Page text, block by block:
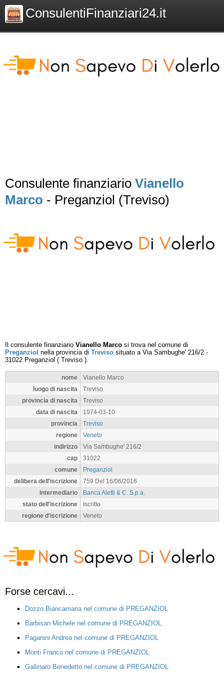
ConsulentiFinanziari24.it
Consulente finanziario Vianello
Marco - Preganziol (Treviso)
Il consulente finanziario Vianello Marco si trova nel comune di
Preganziol nella provincia di Treviso situato a Via Sambughe' 216/2 -
31022 Preganziol ( Treviso ).
nome
Vianello Marco
luogo di nascita
Treviso
provincia di nascita
Treviso
data di nascita
1974-03-10
provincia
Treviso
regione
Veneto
indirizzo
Via Sambughe' 216/2
cap
31022
comune
Preganziol
delibera dell'iscrizione
759 Del 16/06/2016
intermediario
Banca Aletti & C. S.p.a.
stato dell'iscrizione
Iscritto
regione d'iscrizione
Veneto
Forse cercavi...
Dozzo Biancamaria nel comune di PREGANZIOL
Barbisan Michele nel comune di PREGANZIOL
Paganini Andrea nel comune di PREGANZIOL
Monti Franco nel comune di PREGANZIOL
Gallinaro Benedetto nel comune di PREGANZIOL